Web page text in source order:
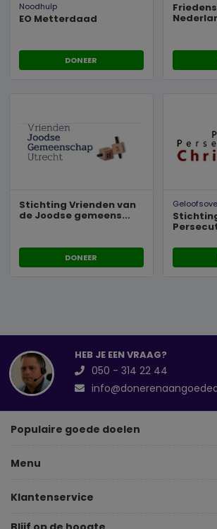
Noodhulp
EO Metterdaad
DONEER
Stichting Vrienden van
de Joodse gemeens...
DONEER
HEB JE EEN VRAAG?
050 - 314 22 44
Populaire goede doelen
Menu
Klantenservice